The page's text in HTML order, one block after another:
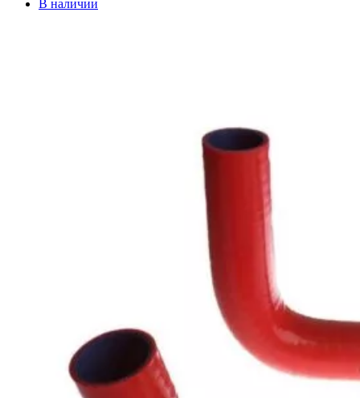
В наличии